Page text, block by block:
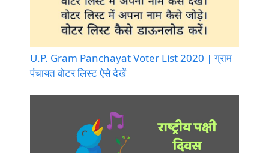
U.P. Gram Panchayat Voter List 2020 | ग्राम
पंचायत वोटर लिस्ट ऐसे देखें